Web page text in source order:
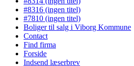
#8316 (ingen titel)
#7810 (ingen titel)
Boliger til salg i Viborg Kommune
Contact
Find firma
Forside
Indsend læserbrev